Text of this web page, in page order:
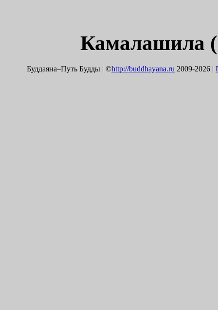
Камалашила
Буддаяна–Путь Будды | ©http://buddhayana.ru 2009-2026 |